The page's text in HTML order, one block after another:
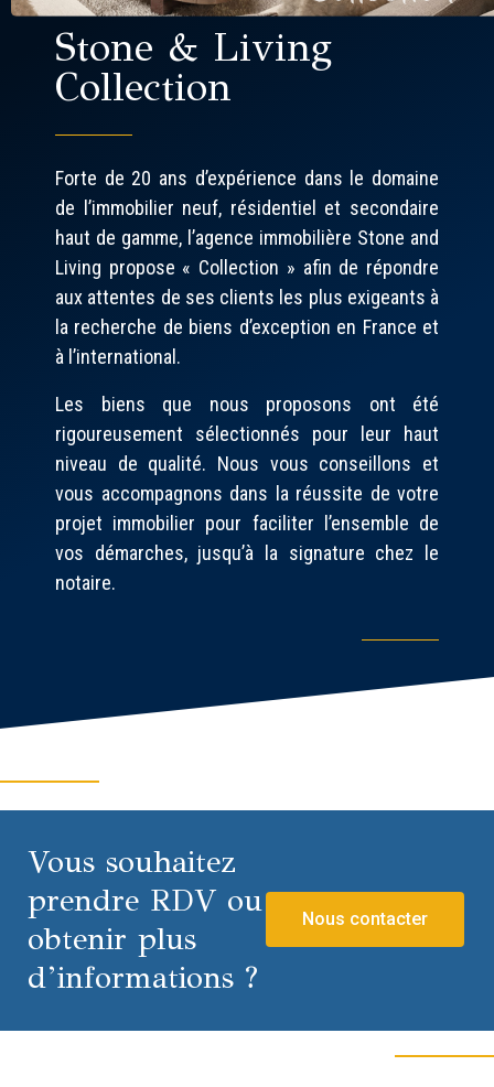
Stone & Living
Collection
Forte de 20 ans d’expérience dans le domaine
de l’immobilier neuf, résidentiel et secondaire
haut de gamme, l’agence immobilière Stone and
Living propose « Collection » afin de répondre
aux attentes de ses clients les plus exigeants à
la recherche de biens d’exception en France et
à l’international.
Les biens que nous proposons ont été
rigoureusement sélectionnés pour leur haut
niveau de qualité. Nous vous conseillons et
vous accompagnons dans la réussite de votre
projet immobilier pour faciliter l’ensemble de
vos démarches, jusqu’à la signature chez le
notaire.
Vous souhaitez
prendre RDV ou
obtenir plus
d’informations ?
Nous contacter